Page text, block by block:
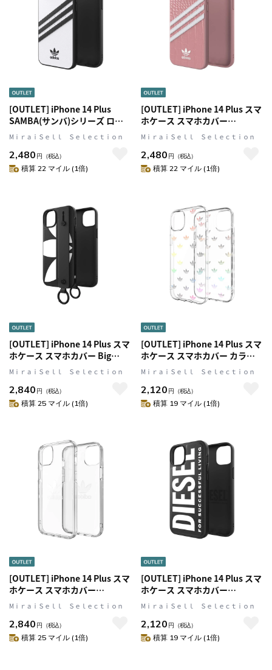
[OUTLET] iPhone 14 Plus
SAMBA(サンバ)シリーズ ロゴ
White(ホワイト)/Black(ブラッ
ス オリジナルス]
MⅰｒａｉＳｅｌｌ Ｓｅｌｅｃｔｉｏｎ
2,480 円 （税込）
積算 22 マイル (1倍)
[OUTLET] iPhone 14 Plus スマ
ホケース スマホカバー
SAMBA(サンバ)シリーズ
adidas Originals[アディダス オ
リジナルス]
MⅰｒａｉＳｅｌｌ Ｓｅｌｅｃｔｉｏｎ
2,480 円 （税込）
積算 22 マイル (1倍)
[OUTLET] iPhone 14 Plus スマ
ホケース スマホカバー Big
Logo Black(ブラック) ハンドス
トラップ/ハンドベルト/リング
付 adidas Originals[アディダス
オリジナルス]
MⅰｒａｉＳｅｌｌ Ｓｅｌｅｃｔｉｏｎ
2,840 円 （税込）
積算 25 マイル (1倍)
[OUTLET] iPhone 14 Plus スマ
ホケース スマホカバー カラフ
ルホログラフィック ロゴ
ENTRY Colorful Clear(クリア)
adidas Originals[アディダス オ
リジナルス]
MⅰｒａｉＳｅｌｌ Ｓｅｌｅｃｔｉｏｎ
2,120 円 （税込）
積算 19 マイル (1倍)
[OUTLET] iPhone 14 Plus スマ
ホケース スマホカバー
PROTECTIVE Clear(クリア)
リジナルス]
MⅰｒａｉＳｅｌｌ Ｓｅｌｅｃｔｉｏｎ
2,840 円 （税込）
積算 25 マイル (1倍)
[OUTLET] iPhone 14 Plus スマ
ホケース スマホカバー
Black/White(ブラック/ホワイ
Core[コア]
MⅰｒａｉＳｅｌｌ Ｓｅｌｅｃｔｉｏｎ
2,120 円 （税込）
積算 19 マイル (1倍)